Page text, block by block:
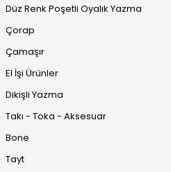
Düz Renk Poşetli Oyalık Yazma
Çorap
Çamaşır
El İşi Ürünler
Dikişli Yazma
Takı - Toka - Aksesuar
Bone
Tayt